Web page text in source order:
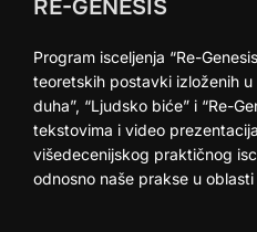
RE-GENESIS
Program isceljenja “Re-
teoretskih postavki izloženih u
duha”, “Ljudsko biće” i “Re-
tekstovima i video
višedecenijskog praktičnog
odnosno naše prakse u